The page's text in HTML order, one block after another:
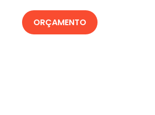
ORÇAMENTO